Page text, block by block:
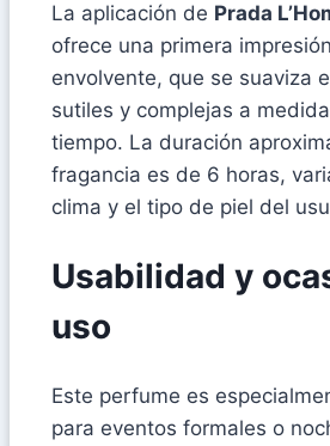
La aplicación de Prada
ofrece una primera
envolvente, que se suaviza
sutiles y complejas a
tiempo. La duración
fragancia es de 6 horas,
clima y el tipo de piel del
Usabilidad y
uso
Este perfume es
para eventos formales o